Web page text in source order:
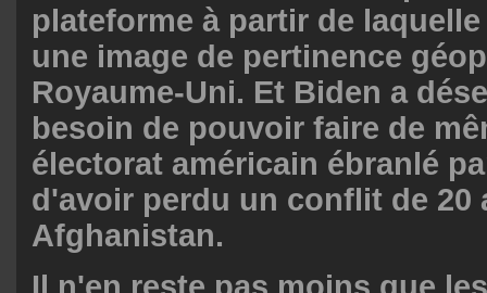
plateforme à partir de
une image de pertinence
Royaume-Uni. Et Biden a
besoin de pouvoir faire de
électorat américain ébranlé
d'avoir perdu un conflit de 20
Afghanistan.